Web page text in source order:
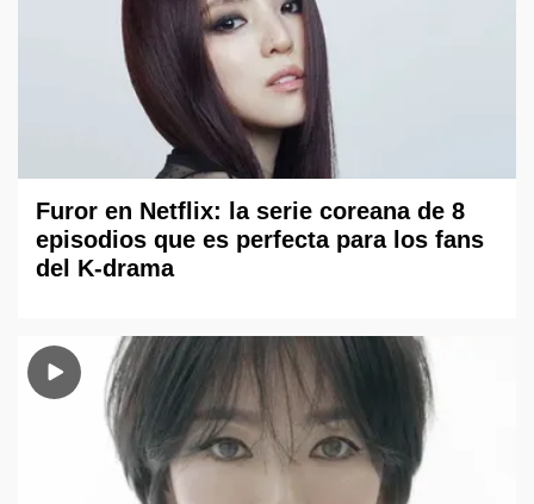
Furor en Netflix: la serie coreana de 8
episodios que es perfecta para los fans
del K-drama